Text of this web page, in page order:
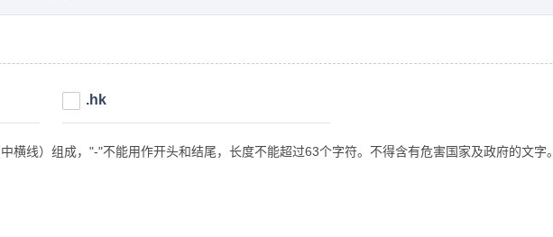
.hk
横线）组成，"-"不能用作开头和结尾，长度不能超过63个字符。不得含有危害国家及政府的文字。